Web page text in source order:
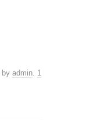
by admin. 1